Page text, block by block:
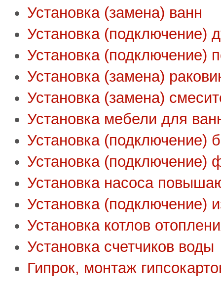
Установка (замена) ванн
Установка (подключение)
Установка (подключение)
Установка (замена)
Установка (замена)
Установка мебели для
Установка (подключение)
Установка (подключение)
Установка насоса
Установка (подключение)
Установка котлов
Установка счетчиков воды
Гипрок, монтаж